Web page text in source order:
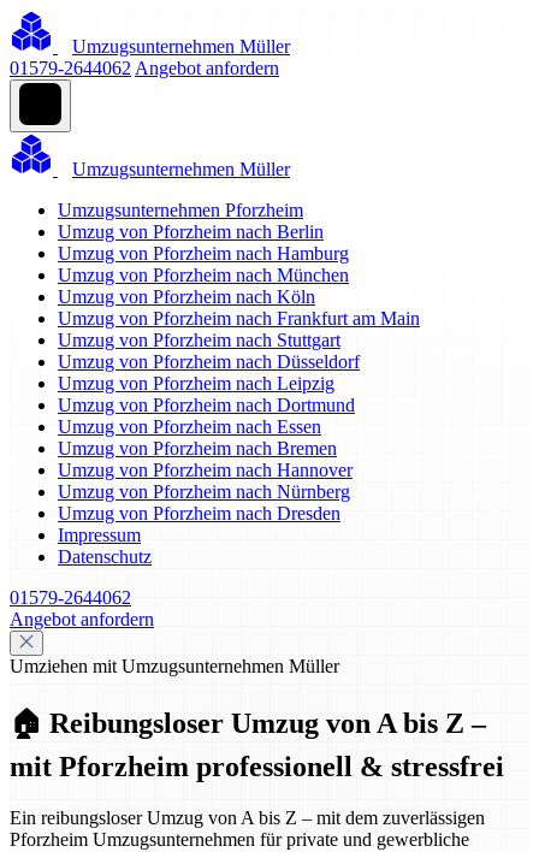
Umzugsunternehmen Müller
01579-2644062 Angebot anfordern
Umzugsunternehmen Müller
Umzugsunternehmen Pforzheim
Umzug von Pforzheim nach Berlin
Umzug von Pforzheim nach Hamburg
Umzug von Pforzheim nach München
Umzug von Pforzheim nach Köln
Umzug von Pforzheim nach Frankfurt am Main
Umzug von Pforzheim nach Stuttgart
Umzug von Pforzheim nach Düsseldorf
Umzug von Pforzheim nach Leipzig
Umzug von Pforzheim nach Dortmund
Umzug von Pforzheim nach Essen
Umzug von Pforzheim nach Bremen
Umzug von Pforzheim nach Hannover
Umzug von Pforzheim nach Nürnberg
Umzug von Pforzheim nach Dresden
Impressum
Datenschutz
01579-2644062
Angebot anfordern
Umziehen mit Umzugsunternehmen Müller
🏠 Reibungsloser Umzug von A bis Z –
mit Pforzheim professionell & stressfrei
Ein reibungsloser Umzug von A bis Z – mit dem zuverlässigen
Pforzheim Umzugsunternehmen für private und gewerbliche